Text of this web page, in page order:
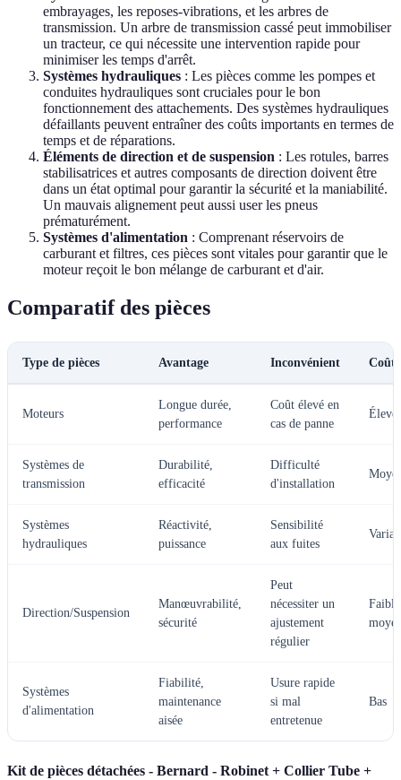
embrayages, les reposes-vibrations, et les arbres de
transmission. Un arbre de transmission cassé peut immobiliser
un tracteur, ce qui nécessite une intervention rapide pour
minimiser les temps d'arrêt.
Systèmes hydrauliques : Les pièces comme les pompes et
conduites hydrauliques sont cruciales pour le bon
fonctionnement des attachements. Des systèmes hydrauliques
défaillants peuvent entraîner des coûts importants en termes de
temps et de réparations.
Éléments de direction et de suspension : Les rotules, barres
stabilisatrices et autres composants de direction doivent être
dans un état optimal pour garantir la sécurité et la maniabilité.
Un mauvais alignement peut aussi user les pneus
prématurément.
Systèmes d'alimentation : Comprenant réservoirs de
carburant et filtres, ces pièces sont vitales pour garantir que le
moteur reçoit le bon mélange de carburant et d'air.
Comparatif des pièces
Type de pièces Avantage Inconvénient Coût
Moteurs
Longue durée,
performance
Coût élevé en
cas de panne
Élevé
Systèmes de
transmission
Durabilité,
efficacité
Difficulté
d'installation
Systèmes
hydrauliques
Réactivité,
puissance
Sensibilité
aux fuites
Direction/Suspension
Manœuvrabilité,
sécurité
Peut
nécessiter un
ajustement
régulier
Systèmes
d'alimentation
Fiabilité,
maintenance
aisée
Usure rapide
si mal
entretenue
Bas
Kit de pièces détachées - Bernard - Robinet + Collier Tube +